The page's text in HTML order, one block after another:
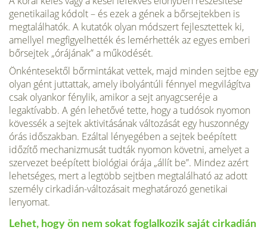
genetikailag kódolt – és ezek a gének a bőrsejtekben is
megtalálhatók. A kutatók olyan módszert fejlesztettek ki,
amellyel megfigyelhették és lemérhették az egyes emberi
bőrsejtek „órájának” a működését.
Önkéntesektől bőrmintákat vettek, majd minden sejtbe egy
olyan gént juttattak, amely ibolyántúli fénnyel megvilágítva
csak olyankor fénylik, amikor a sejt anyagcseréje a
legaktívabb. A gén lehe­tővé tette, hogy a tudósok nyomon
kövessék a sejtek aktivitásának változását egy huszonnégy
órás időszakban. Ezáltal lényegében a sej­tek beépített
időzítő mechanizmusát tudták nyomon követni, amelyet a
szervezet beépített biológiai órája „állít be”. Mindez azért
lehetsé­ges, mert a legtöbb sejtben megtalálható az adott
személy cirkadián-változásait meghatározó genetikai
lenyomat.
Lehet, hogy ön nem sokat foglalkozik saját cirkadián